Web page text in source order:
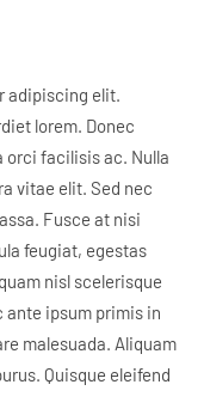
adipiscing elit.
lorem. Donec
orci facilisis ac. Nulla
vitae elit. Sed nec
Fusce at nisi
feugiat, egestas
nisl scelerisque
ante ipsum primis in
malesuada. Aliquam
Quisque eleifend